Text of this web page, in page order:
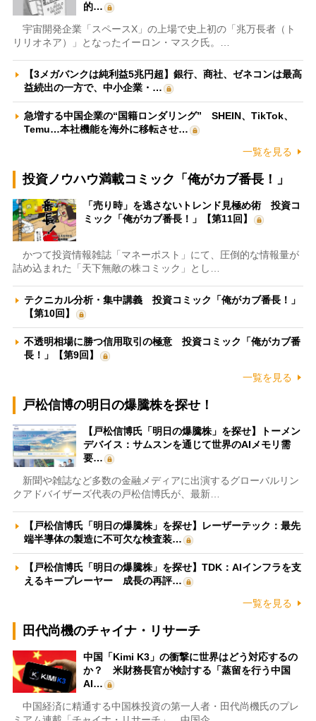
的…
宇宙開発企業「スペースX」の上場で史上初の「兆万長者（ト
リリオネア）」となったイーロン・マスク氏。…
【3メガバンクは純利益5兆円超】銀行、商社、ゼネコンは最高
益続出の一方で、中小企業・…
急増する中国企業の“国籍ロンダリング” SHEIN、TikTok、
Temu…本社機能を海外に移転させ…
一覧を見る
投資ノウハウ満載コミック「俺がカブ番長！」
「売り時」を逃さないトレンド見極め術 投資コ
ミック「俺がカブ番長！」【第11回】
かつて投資情報雑誌「マネーポスト」にて、圧倒的な情報量が
詰め込まれた「天下無敵の株コミック」とし…
テクニカル分析・集中講義 投資コミック「俺がカブ番長！」
【第10回】
不透明相場に勝つ信用取引の極意 投資コミック「俺がカブ番
長！」【第9回】
一覧を見る
戸松信博の明日の爆騰株を探せ！
【戸松信博氏「明日の爆騰株」を探せ】トーメン
デバイス：サムスンを通じて世界のAIメモリ需
要…
新聞や雑誌など多数の金融メディアに出演するグローバルリン
クアドバイザーズ代表の戸松信博氏が、最新…
【戸松信博氏「明日の爆騰株」を探せ】レーザーテック：最先
端半導体の製造に不可欠な検査装…
【戸松信博氏「明日の爆騰株」を探せ】TDK：AIインフラを支
えるキープレーヤー 成長の再評…
一覧を見る
田代尚機のチャイナ・リサーチ
中国「Kimi K3」の衝撃に世界はどう対応するの
か？ 米財務長官が検討する「蒸留を行う中国
AI…
中国経済に精通する中国株投資の第一人者・田代尚機氏のプレ